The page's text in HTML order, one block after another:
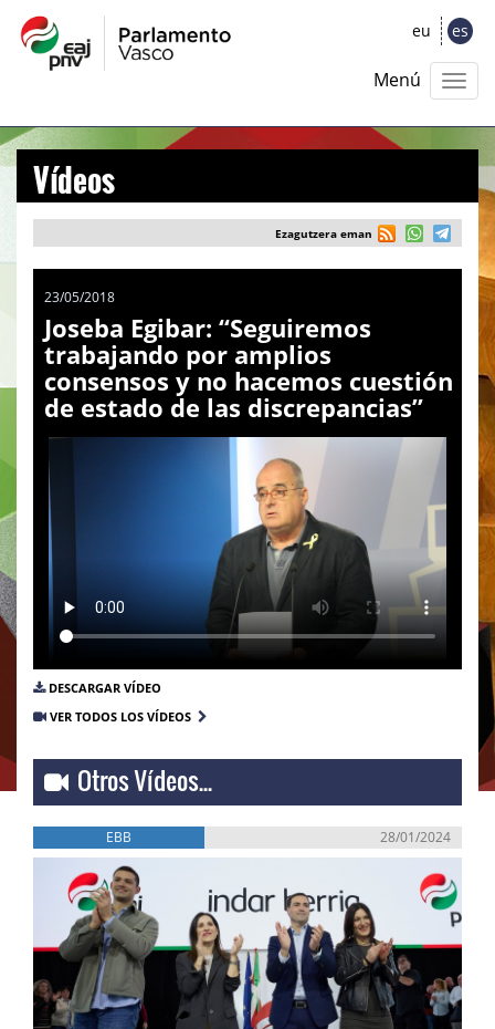
eu es
Menú
Vídeos
Ezagutzera eman
23/05/2018
Joseba Egibar: “Seguiremos
trabajando por amplios
consensos y no hacemos cuestión
de estado de las discrepancias”
DESCARGAR VÍDEO
VER TODOS LOS VÍDEOS
Otros Vídeos...
EBB 28/01/2024